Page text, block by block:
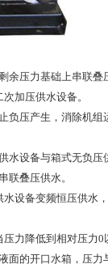
压力基础上串联叠
加压供水设备。
压产生，消除机组
设备与箱式无负压
叠压供水。
设备变频恒压供水
降低到相对压力0
面的开口水箱，压力